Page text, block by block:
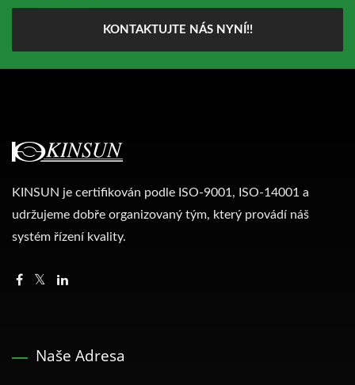
KONTAKTUJTE NÁS NYNÍ!!
KINSUN je certifikován podle ISO-9001, ISO-14001 a
udržujeme dobře organizovaný tým, který provádí náš
systém řízení kvality.
Naše Adresa